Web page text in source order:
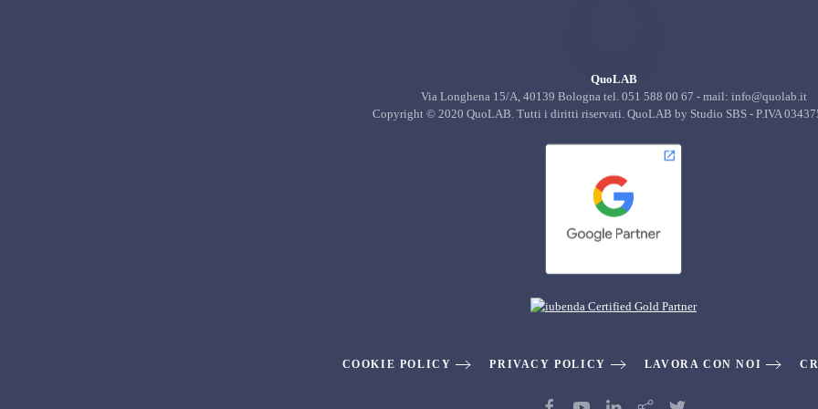
QuoLAB
Via Longhena 15/A, 40139 Bologna tel. 051 588 00 67 - mail: info@quolab.it
Copyright © 2020 QuoLAB. Tutti i diritti riservati. QuoLAB by Studio SBS - P.IVA
COOKIE POLICY PRIVACY POLICY LAVORA CON NOI